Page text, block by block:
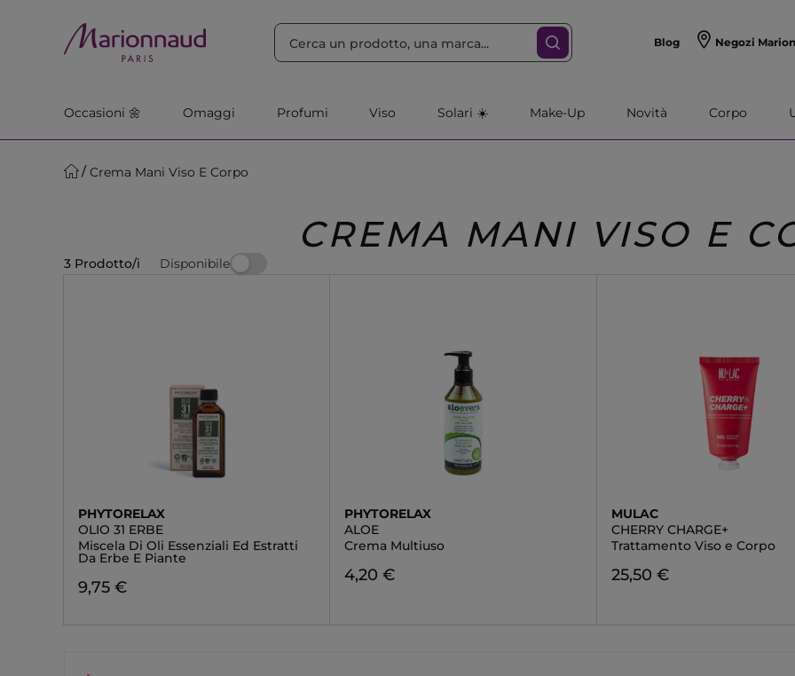
Blog Negozi
Occasioni 🌼 Omaggi Profumi Viso Solari ☀️ Make-Up Novità Corpo
Crema Mani Viso E Corpo
CREMA MANI VISO E
3 Prodotto/i Disponibile
PHYTORELAX
OLIO 31 ERBE
Miscela Di Oli Essenziali Ed Estratti
Da Erbe E Piante
9,75 €
PHYTORELAX
ALOE
Crema Multiuso
4,20 €
MULAC
CHERRY CHARGE+
Trattamento Viso e Corpo
25,50 €